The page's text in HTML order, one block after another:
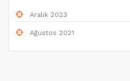
Aralık 2023
Ağustos 2021